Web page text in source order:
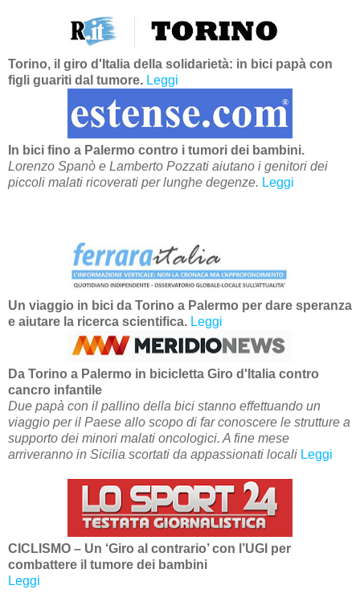
Torino, il giro d'Italia della solidarietà: in bici papà con
figli guariti dal tumore. Leggi
In bici fino a Palermo contro i tumori dei bambini.
Lorenzo Spanò e Lamberto Pozzati aiutano i genitori dei
piccoli malati ricoverati per lunghe degenze. Leggi
Un viaggio in bici da Torino a Palermo per dare speranza
e aiutare la ricerca scientifica. Leggi
Da Torino a Palermo in bicicletta Giro d'Italia contro
cancro infantile
Due papà con il pallino della bici stanno effettuando un
viaggio per il Paese allo scopo di far conoscere le strutture a
supporto dei minori malati oncologici. A fine mese
arriveranno in Sicilia scortati da appassionati locali Leggi
CICLISMO – Un ‘Giro al contrario’ con l’UGI per
combattere il tumore dei bambini
Leggi